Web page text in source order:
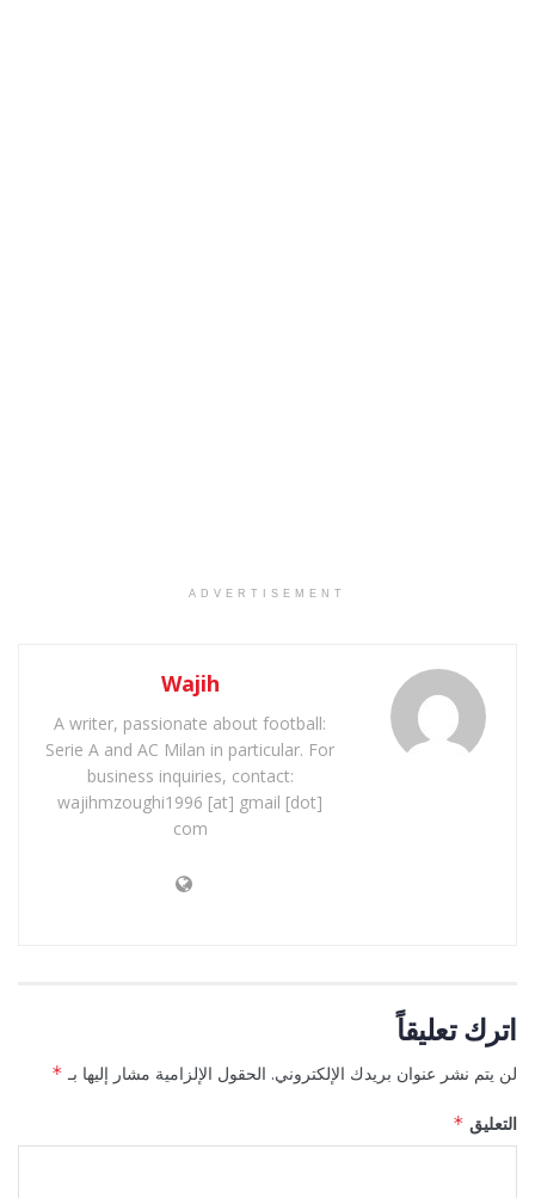
ADVERTISEMENT
Wajih
A writer, passionate about football:
Serie A and AC Milan in particular. For
business inquiries, contact:
wajihmzoughi1996 [at] gmail [dot]
com
اترك تعليقاً
لن يتم نشر عنوان بريدك الإلكتروني. الحقول الإلزامية مشار إليها بـ *
التعليق *